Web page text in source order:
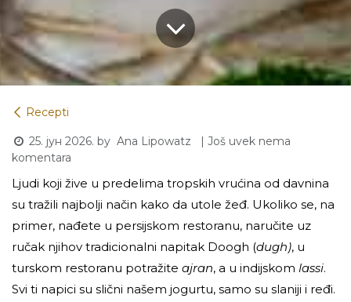
Recepti
25. јун 2026. by Ana Lipowatz
| Još uvek nema
komentara
Ljudi koji žive u predelima tropskih vrućina od davnina
su tražili najbolji način kako da utole žeđ. Ukoliko se, na
primer, nađete u persijskom restoranu, naručite uz
ručak njihov tradicionalni napitak Doogh (dugh), u
turskom restoranu potražite ajran, a u indijskom lassi.
Svi ti napici su slični našem jogurtu, samo su slaniji i ređi.